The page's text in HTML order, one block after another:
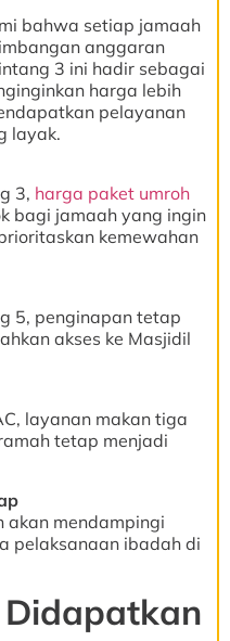
bahwa setiap jamaah
anggaran
3 ini hadir sebagai
harga lebih
pelayanan
layak.
3, harga paket umroh
bagi jamaah yang ingin
kemewahan
5, penginapan tetap
akses ke Masjidil
layanan makan tiga
tetap menjadi
akan mendampingi
pelaksanaan ibadah di